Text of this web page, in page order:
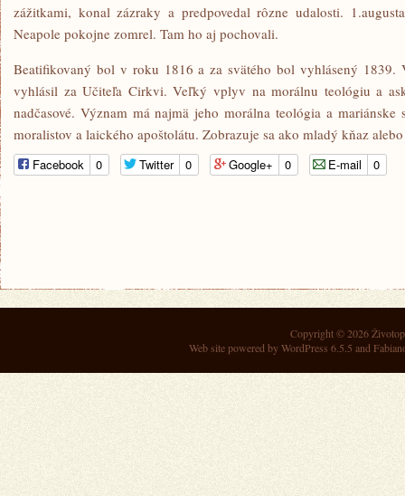
zážitkami, konal zázraky a predpovedal rôzne udalosti.
Neapole pokojne zomrel. Tam ho aj pochovali.
Beatifikovaný bol v roku 1816 a za svätého bol vyhlásený
vyhlásil za Učiteľa Cirkvi. Veľký vplyv na morálnu teológiu a
nadčasové. Význam má najmä jeho morálna teológia a mariánske
moralistov a laického apoštolátu. Zobrazuje sa ako mladý kňaz
Facebook 0 Twitter 0 Google+ 0 E-mail 0
Copyright © 2026
Web site powered byWordPress 6.5.5 and